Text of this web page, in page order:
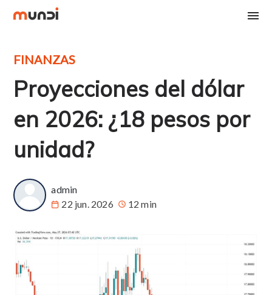
FINANZAS
Proyecciones del dólar
en 2026: ¿18 pesos por
unidad?
admin
22 jun. 2026
12 min